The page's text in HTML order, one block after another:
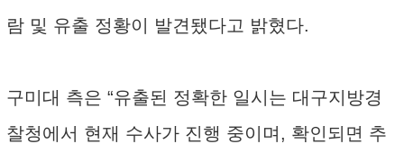
람 및 유출 정황이 발견됐다고 밝혔다.
구미대 측은 “유출된 정확한 일시는 대구지방경
찰청에서 현재 수사가 진행 중이며, 확인되면 추